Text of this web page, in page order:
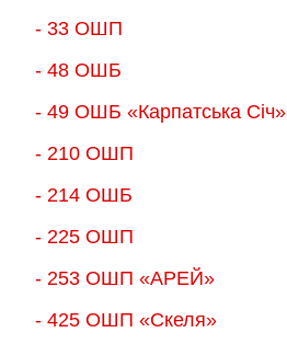
- 33 ОШП
- 48 ОШБ
- 49 ОШБ «Карпатська Січ»
- 210 ОШП
- 214 ОШБ
- 225 ОШП
- 253 ОШП «АРЕЙ»
- 425 ОШП «Скеля»